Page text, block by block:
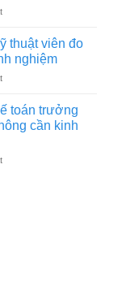
Facebook
kính
mắt
không
cần
nghiệm
ở
tuyển
nhân
viên
bán
kính
mắt
không
kinh
thuật viên đo
nghiệm
ở
tuyển
kỹ
thuật
đo
toán trưởng
cần kinh
ở